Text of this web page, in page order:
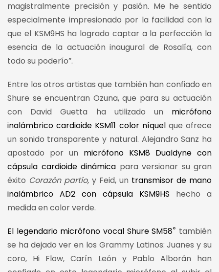
magistralmente precisión y pasión. Me he sentido
especialmente impresionado por la facilidad con la
que el KSM9HS ha logrado captar a la perfección la
esencia de la actuación inaugural de Rosalía, con
todo su poderío”.
Entre los otros artistas que también han confiado en
Shure se encuentran Ozuna, que para su actuación
con David Guetta ha utilizado un micrófono
inalámbrico cardioide KSM11 color níquelque ofrece
un sonido transparente y natural. Alejandro Sanz ha
apostado por un micrófono KSM8 Dualdyne con
cápsula cardioide dinámica para versionar su gran
éxito Corazón partío, y Feid, un transmisor de mano
inalámbrico AD2 con cápsula KSM9HS hecho a
medida en color verde.
El legendario micrófono vocal Shure SM58® también
se ha dejado ver en los Grammy Latinos: Juanes y su
coro, Hi Flow, Carín León y Pablo Alborán han